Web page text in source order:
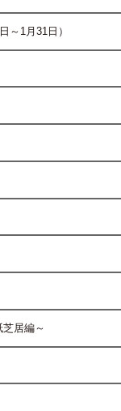
5日～1月31日）
芝居編～